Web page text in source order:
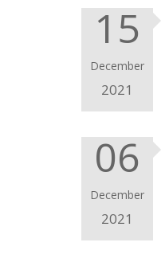
15
December
2021
06
December
2021